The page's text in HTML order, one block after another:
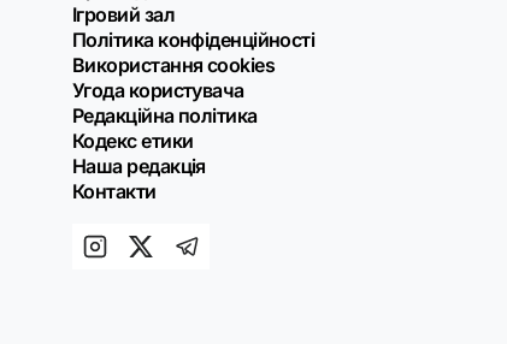
Ігровий зал
Політика конфіденційності
Використання cookies
Угода користувача
Редакційна політика
Кодекс етики
Наша редакція
Контакти